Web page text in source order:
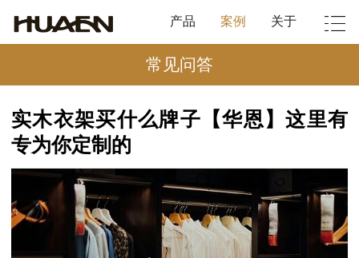
产品 案例 关于
常见问答
实木衣架买什么牌子【华恩】这里有
专为你定制的